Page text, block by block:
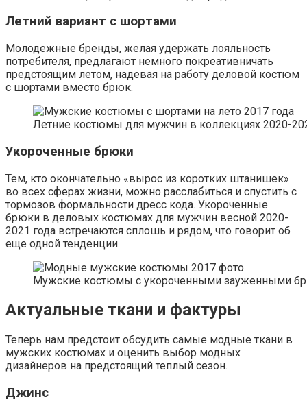
Летний вариант с шортами
Молодежные бренды, желая удержать лояльность
потребителя, предлагают немного покреативничать
предстоящим летом, надевая на работу деловой костюм
с шортами вместо брюк.
Летние костюмы для мужчин в коллекциях 2020-
Укороченные брюки
Тем, кто окончательно «вырос из коротких штанишек»
во всех сферах жизни, можно расслабиться и спустить с
тормозов формальности дресс кода. Укороченные
брюки в деловых костюмах для мужчин весной 2020-
2021 года встречаются сплошь и рядом, что говорит об
еще одной тенденции.
Мужские костюмы с укороченными зауженными
Актуальные ткани и фактуры
Теперь нам предстоит обсудить самые модные ткани в
мужских костюмах и оценить выбор модных
дизайнеров на предстоящий теплый сезон.
Джинс